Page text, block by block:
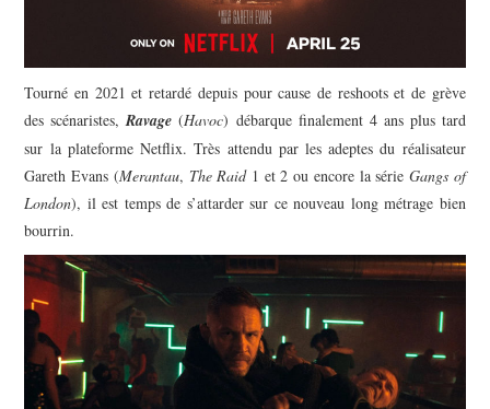
Tourné en 2021 et retardé depuis pour cause de reshoots et de grève
des scénaristes,Ravage (Havoc) débarque finalement 4 ans plus tard
sur la plateforme Netflix. Très attendu par les adeptes du réalisateur
Gareth Evans (Merantau, The Raid1 et 2 ou encore la série Gangs of
London), il est temps de s’attarder sur ce nouveau long métrage bien
bourrin.